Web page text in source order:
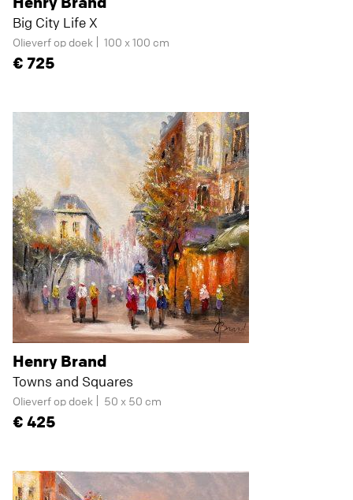
Big City Life X
Olieverf op doek 100 x 100 cm
725
Henry Brand
Towns and Squares
Olieverf op doek 50 x 50 cm
425